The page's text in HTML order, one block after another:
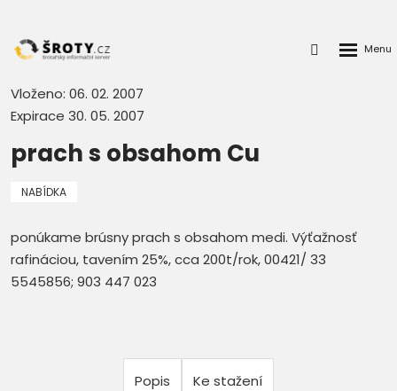
Přihlášení
Vloženo: 06. 02. 2007
Expirace 30. 05. 2007
prach s obsahom Cu
NABÍDKA
ponúkame brúsny prach s obsahom medi. Výťažnosť
rafináciou, tavením 25%, cca 200t/rok, 00421/ 33
5545856; 903 447 023
Popis Ke stažení